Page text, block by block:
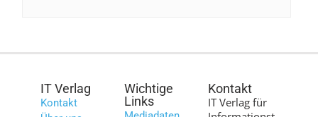
IT Verlag
Kontakt
Wichtige
Links
Kontakt
IT Verlag für